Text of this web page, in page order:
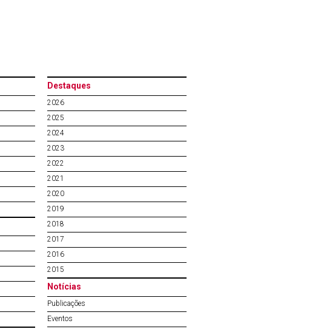
Destaques
2026
2025
2024
2023
2022
2021
2020
2019
2018
2017
2016
2015
Notícias
Publicações
Eventos